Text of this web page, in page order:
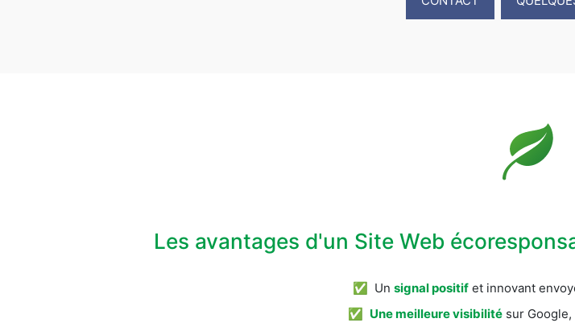
Les avantages d'un Site Web
✅ Un signal positif et innovant
✅ Une meilleure visibilité sur